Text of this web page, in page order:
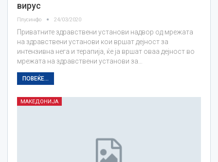
вирус
Плусинфо 24/03/2020
Приватните здравствени установи надвор од мрежата
на здравствени установи кои вршат дејност за
интензивна нега и терапија, ќе ја вршат оваа дејност во
мрежата на здравствени установи за…
ПОВЕЌЕ...
МАКЕДОНИЈА